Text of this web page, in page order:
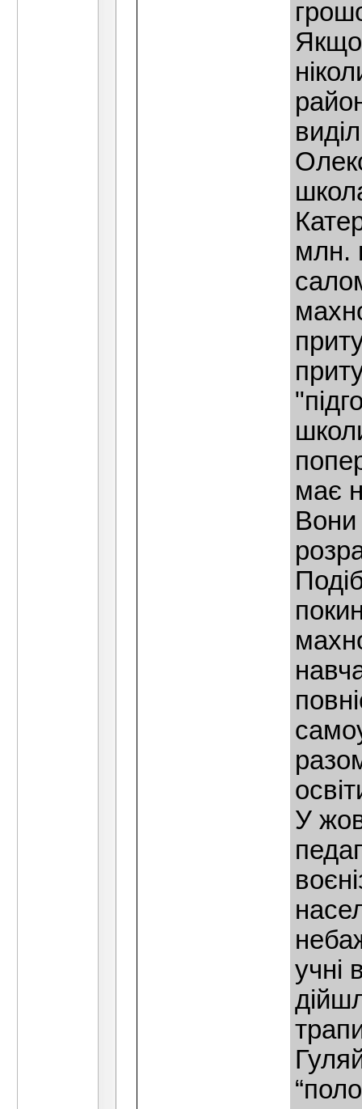
млн.
має
У
учнi